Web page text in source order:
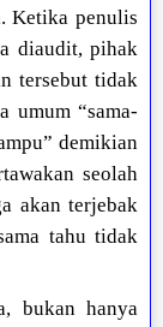
Ketika penulis
diaudit, pihak
tersebut tidak
umum “sama-
demikian
seolah
akan terjebak
tahu tidak
bukan hanya